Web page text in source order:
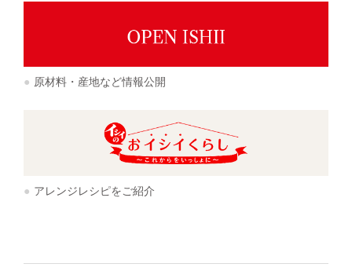
原材料・産地など情報公開
アレンジレシピをご紹介